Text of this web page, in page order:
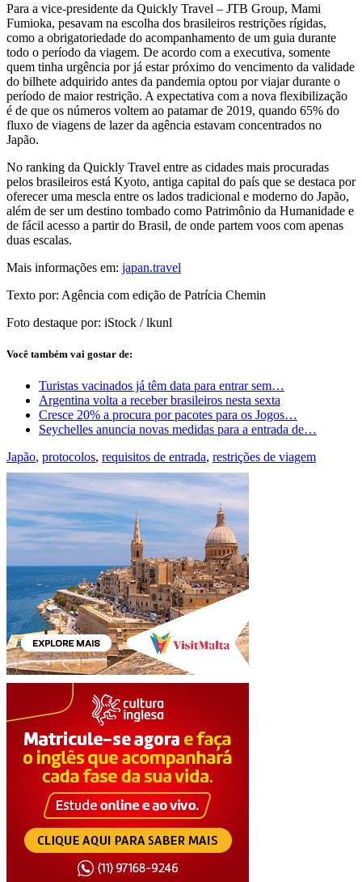
Para a vice-presidente da Quickly Travel – JTB Group, Mami
Fumioka, pesavam na escolha dos brasileiros restrições rígidas,
como a obrigatoriedade do acompanhamento de um guia durante
todo o período da viagem. De acordo com a executiva, somente
quem tinha urgência por já estar próximo do vencimento da validade
do bilhete adquirido antes da pandemia optou por viajar durante o
período de maior restrição. A expectativa com a nova flexibilização
é de que os números voltem ao patamar de 2019, quando 65% do
fluxo de viagens de lazer da agência estavam concentrados no
Japão.
No ranking da Quickly Travel entre as cidades mais procuradas
pelos brasileiros está Kyoto, antiga capital do país que se destaca por
oferecer uma mescla entre os lados tradicional e moderno do Japão,
além de ser um destino tombado como Patrimônio da Humanidade e
de fácil acesso a partir do Brasil, de onde partem voos com apenas
duas escalas.
Mais informações em: japan.travel
Texto por: Agência com edição de Patrícia Chemin
Foto destaque por: iStock / lkunl
Você também vai gostar de:
Turistas vacinados já têm data para entrar sem…
Argentina volta a receber brasileiros nesta sexta
Cresce 20% a procura por pacotes para os Jogos…
Seychelles anuncia novas medidas para a entrada de…
Japão, protocolos, requisitos de entrada, restrições de viagem